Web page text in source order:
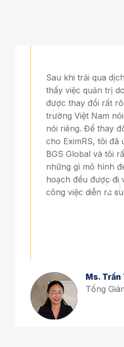
Sau khi trải qua
thấy việc quản trị
được thay đổi rất
trường Việt Nam
nói riêng. Để thay
cho EximRS, tôi đã
BGS Global và tôi
những gì mô hình
hoạch đều được đi
công việc diễn ra
Ms. Trần
Tổng